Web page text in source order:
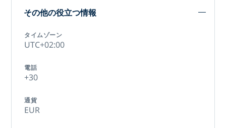
その他の役立つ情報
タイムゾーン
UTC+02:00
電話
+30
通貨
EUR